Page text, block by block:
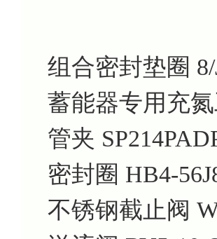
组合密封垫圈 8/
蓄能器专用充
管夹
密封圈 HB4-
不锈钢截止阀